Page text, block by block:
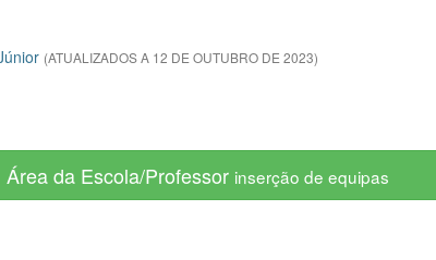
(ATUALIZADOS A 12 DE OUTUBRO DE 2023)
Área da Escola/Professor inserção de equipas